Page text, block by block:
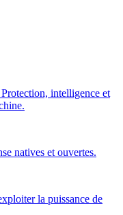
intelligence et
natives et ouvertes.
la puissance de